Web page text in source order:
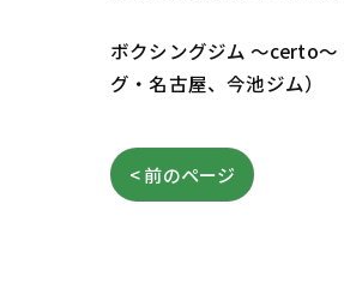
ボクシングジム ～certo～
グ・名古屋、今池ジム）
< 前のページ